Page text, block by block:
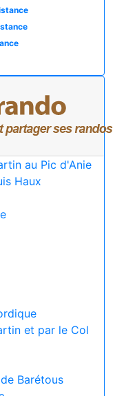
au Pic d'Anie
Haux
et par le Col
Barétous